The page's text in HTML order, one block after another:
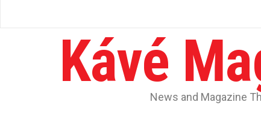
egy csésze kávéban? Hogyan hat a koffein a kávé
Kávé
News and Magazine